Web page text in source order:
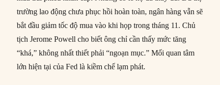
trường lao động chưa phục hồi hoàn toàn, ngân hàng vẫn sẽ
bắt đầu giảm tốc độ mua vào khi họp trong tháng 11. Chủ
tịch Jerome Powell cho biết ông chỉ cần thấy mức tăng
“khá,” không nhất thiết phải “ngoạn mục.” Mối quan tâm
lớn hiện tại của Fed là kiềm chế lạm phát.